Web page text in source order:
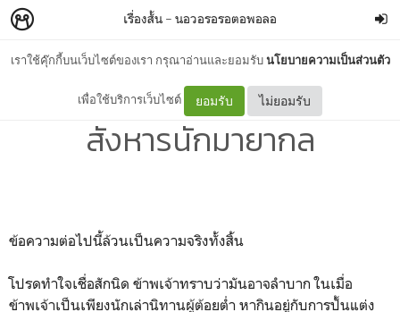
เราใช้คุ๊กกี้บนเว็บไซต์ของเรา กรุณาอ่านและยอมรับนโยบายความเป็นส่วนตัว
เพื่อใช้บริการเว็บไซต์ ยอมรับ ไม่ยอมรับ
เรื่องสั้น – นอวอรอรอตอพอลอ
คำสารภาพของนักเล่านิทานผู้
สังหารนักมายากล
ข้อความต่อไปนี้ล้วนเป็นความจริงทั้งสิ้น
โปรดทำใจเชื่อสักนิด ข้าพเจ้าทราบว่ามันอาจลำบาก ในเมื่อ
ข้าพเจ้าเป็นเพียงนักเล่านิทานผู้ต้อยต่ำ หากินอยู่กับการปั้นแต่ง